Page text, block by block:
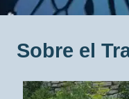
Sobre el